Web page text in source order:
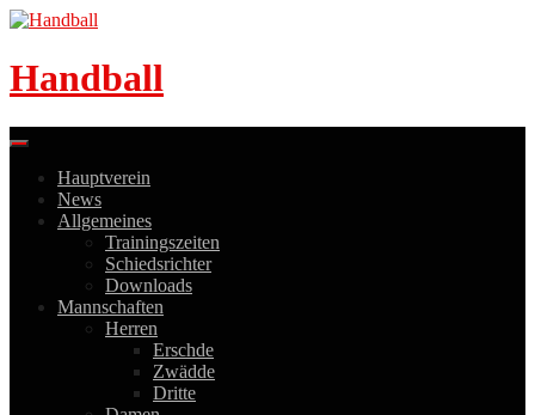
Skip
content
Handball
Hauptverein
News
Allgemeines
Trainingszeiten
Schiedsrichter
Downloads
Mannschaften
Herren
Erschde
Zwädde
Dritte